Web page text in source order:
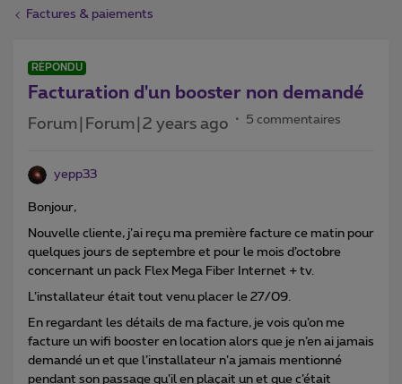
Factures & paiements
RÉPONDU
Facturation d'un booster non demandé
Forum|Forum|2 years ago 5 commentaires
yepp33
Bonjour,
Nouvelle cliente, j’ai reçu ma première facture ce matin pour
quelques jours de septembre et pour le mois d’octobre
concernant un pack Flex Mega Fiber Internet + tv.
L’installateur était tout venu placer le 27/09.
En regardant les détails de ma facture, je vois qu’on me
facture un wifi booster en location alors que je n’en ai jamais
demandé un et que l’installateur n’a jamais mentionné
pendant son passage qu’il en plaçait un et que c’était